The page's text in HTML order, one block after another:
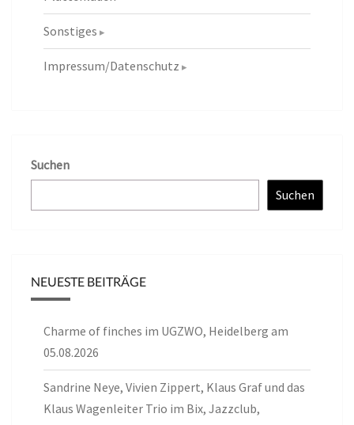
Sonstiges
Impressum/Datenschutz
Suchen
Suchen
NEUESTE BEITRÄGE
Charme of finches im UGZWO, Heidelberg am
05.08.2026
Sandrine Neye, Vivien Zippert, Klaus Graf und das
Klaus Wagenleiter Trio im Bix, Jazzclub,